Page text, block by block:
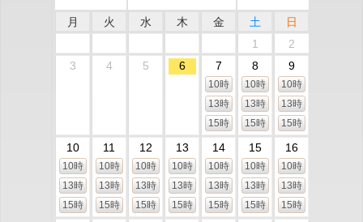
月 火 水 木 金 土
日
1
2
3
4 5 6 7
10時
13時
15時
8
10時
13時
15時
9
10時
13時
15時
10
10時
13時
15時
11
10時
13時
15時
12
10時
13時
15時
13
10時
13時
15時
14
10時
13時
15時
15
10時
13時
15時
16
10時
13時
15時